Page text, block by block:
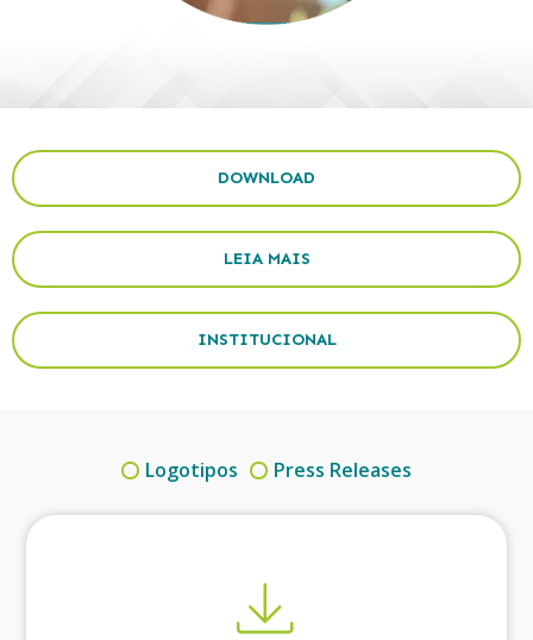
DOWNLOAD
LEIA MAIS
INSTITUCIONAL
Logotipos Press Releases